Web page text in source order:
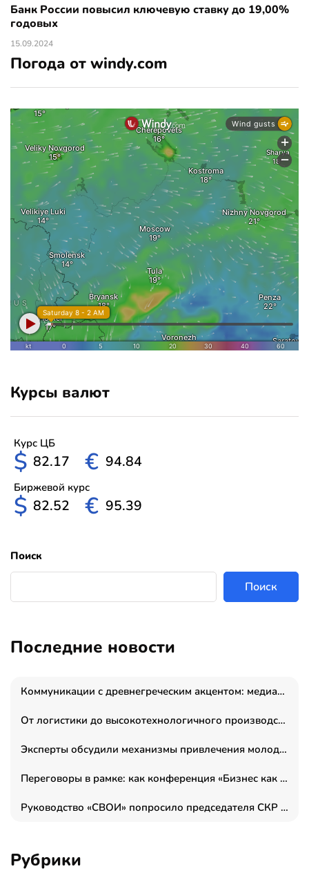
Банк России повысил ключевую ставку до 19,00%
годовых
15.09.2024
Погода от windy.com
Курсы валют
Курс ЦБ
$ 82.17 € 94.84
Биржевой курс
$ 82.52 € 95.39
Поиск
Поиск
Последние новости
Коммуникации с древнегреческим акцентом: медиаменеджер и журналист Владимир Дергачев запустил коммуникационное агентство «Сократ 2.0»
От логистики до высокотехнологичного производства: как основатель “гагаринга” выстраивает экосистему безопасности и гражданских БПЛА
Эксперты обсудили механизмы привлечения молодых специалистов в промышленные города
Переговоры в рамке: как конференция «Бизнес как искусство» переформатирует деловой этикет в стенах ТПП РФ
Руководство «СВОИ» попросило председателя СКР дать правовую оценку обысков в тыловом штабе
Рубрики